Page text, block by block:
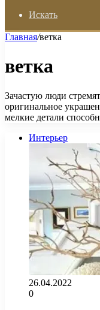
Искать
Главная/ветка
ветка
Зачастую люди
оригинальное
мелкие детали
Интерьер
26.04.2022
0